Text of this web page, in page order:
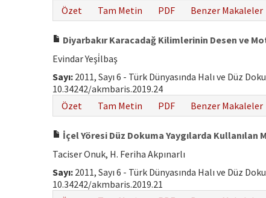
Özet Tam Metin PDF Benzer Makaleler
Diyarbakır Karacadağ Kilimlerinin Desen ve
Evindar Yeşi̇lbaş
Sayı: 2011, Sayı 6 - Türk Dünyasında Halı ve Düz
10.34242/akmbaris.2019.24
Özet Tam Metin PDF Benzer Makaleler
İçel Yöresi Düz Dokuma Yaygılarda
Taciser Onuk, H. Feriha Akpınarlı
Sayı: 2011, Sayı 6 - Türk Dünyasında Halı ve Düz
10.34242/akmbaris.2019.21